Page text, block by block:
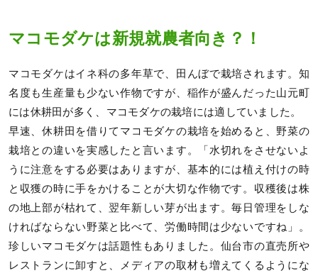
マコモダケは新規就農者向き？！
マコモダケはイネ科の多年草で、田んぼで栽培されます。知
名度も生産量も少ない作物ですが、稲作が盛んだった山元町
には休耕田が多く、マコモダケの栽培には適していました。
早速、休耕田を借りてマコモダケの栽培を始めると、野菜の
栽培との違いを実感したと言います。「水切れをさせないよ
うに注意をする必要はありますが、基本的には植え付けの時
と収獲の時に手をかけることが大切な作物です。収穫後は株
の地上部が枯れて、翌年新しい芽が出ます。毎日管理をしな
ければならない野菜と比べて、労働時間は少ないですね」。
珍しいマコモダケは話題性もありました。仙台市の直売所や
レストランに卸すと、メディアの取材も増えてくるようにな